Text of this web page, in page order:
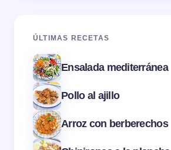
ÚLTIMAS RECETAS
Ensalada mediterránea
Pollo al ajillo
Arroz con berberechos